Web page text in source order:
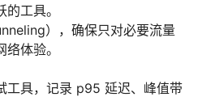
工具。
），确保只对必要流量
体验。
工具，记录 p95 延迟、峰值带